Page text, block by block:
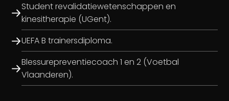
Student revalidatiewetenschappen en
kinesitherapie (UGent).
UEFA B trainersdiploma.
Blessurepreventiecoach 1 en 2 (Voetbal
Vlaanderen).